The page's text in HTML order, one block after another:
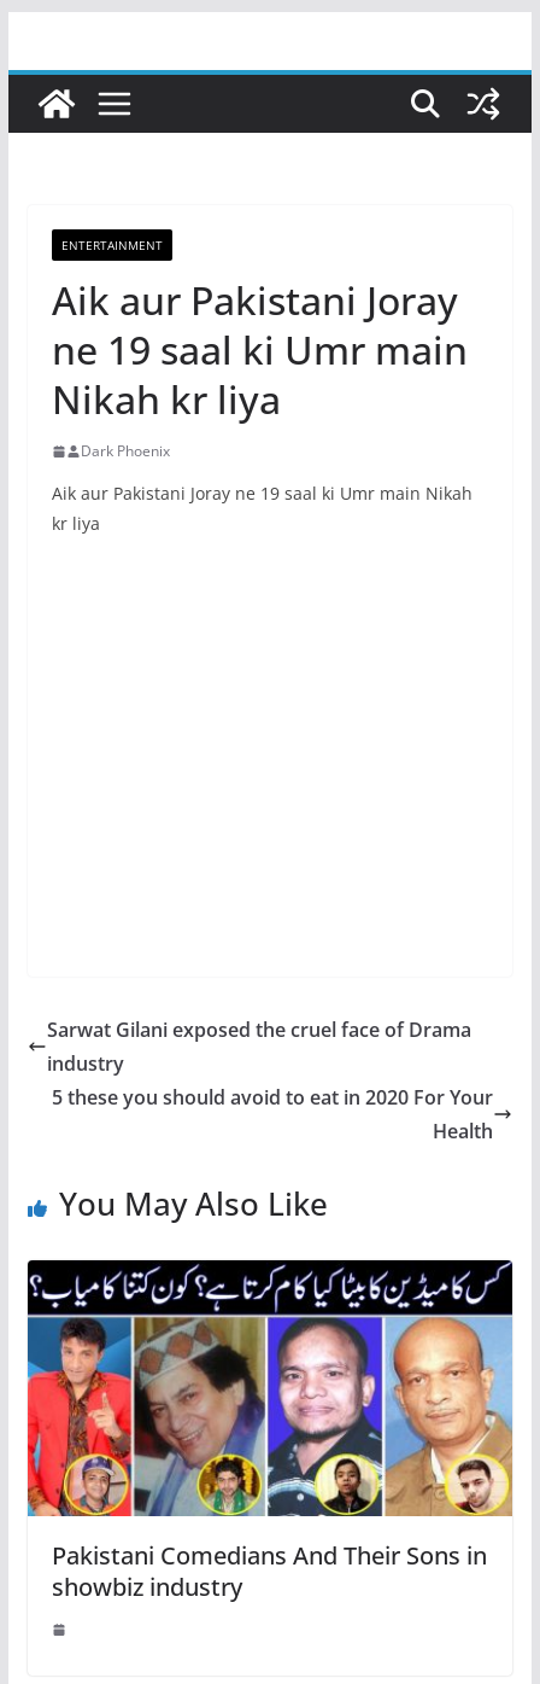
content
ENTERTAINMENT
Aik aur Pakistani Joray
ne 19 saal ki Umr main
Nikah kr liya
Dark Phoenix
Aik aur Pakistani Joray ne 19 saal ki Umr main Nikah
kr liya
Sarwat Gilani exposed the cruel face of Drama
industry
5 these you should avoid to eat in 2020 For Your
Health
You May Also Like
Pakistani Comedians And Their Sons in
showbiz industry